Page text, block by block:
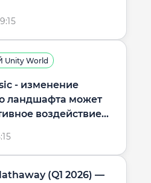
World
- изменение
ландшафта может
воздействие
(Q1 2026) —